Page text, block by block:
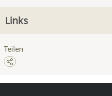
Links
Teilen